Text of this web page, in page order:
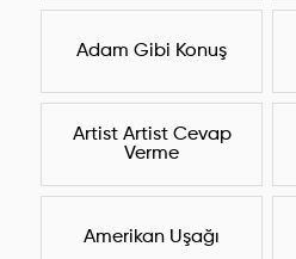
Adam Gibi Konuş
Artist Artist Cevap
Verme
Amerikan Uşağı